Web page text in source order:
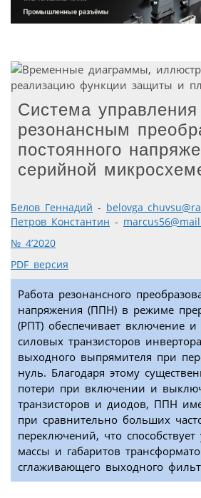
Система управления
резонансным
постоянного
серийной
Белов Геннадий -
Петров Константин -
№ 4’2020
PDF версия
Работа резонансного
напряжения (ППН) в режиме
(РПТ) обеспечивает включение
силовых транзисторов
выходного выпрямителя при
нуль. Благодаря этому
потери при включении и
транзисторов и диодов, ППН
при сравнительно больших
переключений, что
массы и габаритов
сглаживающего выходного